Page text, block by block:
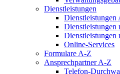
Dienstleistungen
Dienstleistungen
Dienstleistungen
Dienstleistungen
Online-Services
Formulare A-Z
Ansprechpartner A-Z
Telefon-